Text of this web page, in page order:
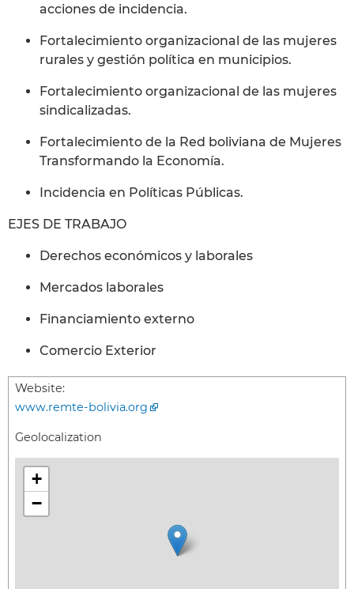
acciones de incidencia.
Fortalecimiento organizacional de las mujeres
rurales y gestión política en municipios.
Fortalecimiento organizacional de las mujeres
sindicalizadas.
Fortalecimiento de la Red boliviana de Mujeres
Transformando la Economía.
Incidencia en Políticas Públicas.
EJES DE TRABAJO
Derechos económicos y laborales
Mercados laborales
Financiamiento externo
Comercio Exterior
Website:
www.remte-bolivia.org
Geolocalization
+
−